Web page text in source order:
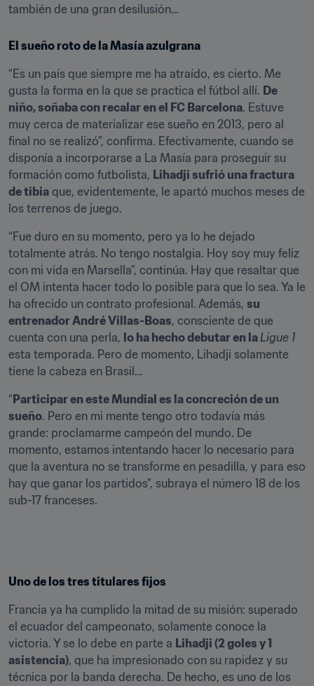
también de una gran desilusión…
El sueño roto de la Masía azulgrana
“Es un país que siempre me ha atraído, es cierto. Me
gusta la forma en la que se practica el fútbol allí. De
niño, soñaba con recalar en el FC Barcelona. Estuve
muy cerca de materializar ese sueño en 2013, pero al
final no se realizó”, confirma. Efectivamente, cuando se
disponía a incorporarse a La Masía para proseguir su
formación como futbolista, Lihadji sufrió una fractura
de tibia que, evidentemente, le apartó muchos meses de
los terrenos de juego.
“Fue duro en su momento, pero ya lo he dejado
totalmente atrás. No tengo nostalgia. Hoy soy muy feliz
con mi vida en Marsella”, continúa. Hay que resaltar que
el OM intenta hacer todo lo posible para que lo sea. Ya le
ha ofrecido un contrato profesional. Además, su
entrenador André Villas-Boas, consciente de que
cuenta con una perla, lo ha hecho debutar en la Ligue 1
esta temporada. Pero de momento, Lihadji solamente
tiene la cabeza en Brasil…
“ Participar en este Mundial es la concreción de un
sueño. Pero en mi mente tengo otro todavía más
grande: proclamarme campeón del mundo. De
momento, estamos intentando hacer lo necesario para
que la aventura no se transforme en pesadilla, y para eso
hay que ganar los partidos”, subraya el número 18 de los
sub-17 franceses.
Uno de los tres titulares fijos
Francia ya ha cumplido la mitad de su misión: superado
el ecuador del campeonato, solamente conoce la
victoria. Y se lo debe en parte a Lihadji (2 goles y 1
asistencia), que ha impresionado con su rapidez y su
técnica por la banda derecha. De hecho, es uno de los